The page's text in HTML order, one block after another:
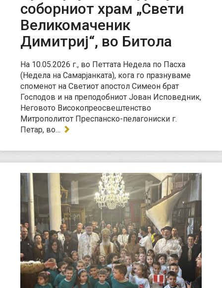
соборниот храм „Свети
Великомаченик
Димитриј“, во Битола
На 10.05.2026 г., во Петтата Недела по Пасха
(Недела на Самарјанката), кога го празнуваме
споменот на Светиот апостол Симеон брат
Господов и на преподобниот Јован Исповедник,
Неговото Високопреосвештенство
Митрополитот Преспанско-пелагониски г.
Петар, во…